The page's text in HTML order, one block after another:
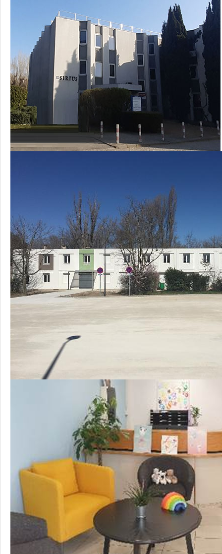
Ressources humaines
Offres d’emploi
Offres de stage
Candidatures spontanées
Note de l’index égalité hommes femmes
Contact
Nous soutenir